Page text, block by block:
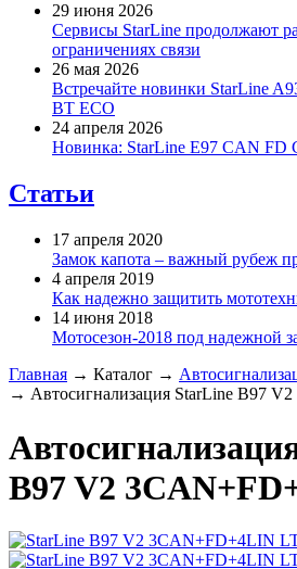
29 июня 2026
Сервисы StarLine продолжают
ограничениях связи
26 мая 2026
Встречайте новинки StarLine
BT ECO
24 апреля 2026
Новинка: StarLine E97 CAN FD
Статьи
17 апреля 2020
Замок капота – важный рубеж
4 апреля 2019
Как надежно защитить
14 июня 2018
Мотосезон-2018 под надежной
Главная → Каталог →
→ Автосигнализация StarLine B97
B97 V2